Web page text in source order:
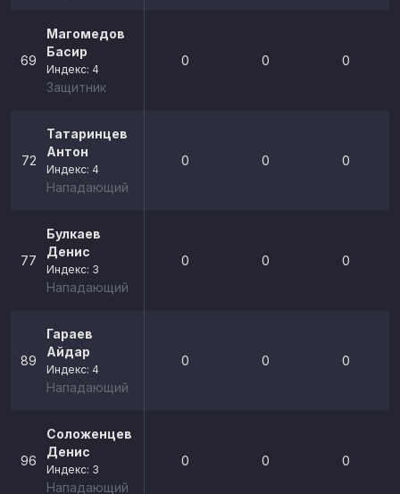
69
Магомедов
Басир
Индекс: 4
Защитник
0 0 0
72
Татаринцев
Антон
Индекс: 4
Нападающий
0 0 0
77
Булкаев
Денис
Индекс: 3
Нападающий
0 0 0
89
Гараев
Айдар
Индекс: 4
Нападающий
0 0 0
96
Соложенцев
Денис
Индекс: 3
Нападающий
0 0 0